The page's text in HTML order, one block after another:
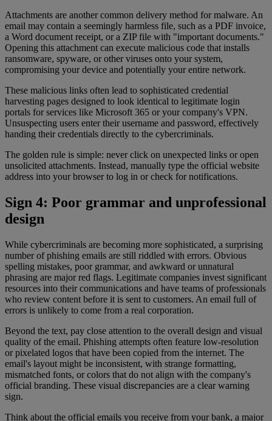
Attachments are another common delivery method for malware. An
email may contain a seemingly harmless file, such as a PDF invoice,
a Word document receipt, or a ZIP file with "important documents."
Opening this attachment can execute malicious code that installs
ransomware, spyware, or other viruses onto your system,
compromising your device and potentially your entire network.
These malicious links often lead to sophisticated credential
harvesting pages designed to look identical to legitimate login
portals for services like Microsoft 365 or your company's VPN.
Unsuspecting users enter their username and password, effectively
handing their credentials directly to the cybercriminals.
The golden rule is simple: never click on unexpected links or open
unsolicited attachments. Instead, manually type the official website
address into your browser to log in or check for notifications.
Sign 4: Poor grammar and unprofessional
design
While cybercriminals are becoming more sophisticated, a surprising
number of phishing emails are still riddled with errors. Obvious
spelling mistakes, poor grammar, and awkward or unnatural
phrasing are major red flags. Legitimate companies invest significant
resources into their communications and have teams of professionals
who review content before it is sent to customers. An email full of
errors is unlikely to come from a real corporation.
Beyond the text, pay close attention to the overall design and visual
quality of the email. Phishing attempts often feature low-resolution
or pixelated logos that have been copied from the internet. The
email's layout might be inconsistent, with strange formatting,
mismatched fonts, or colors that do not align with the company's
official branding. These visual discrepancies are a clear warning
sign.
Think about the official emails you receive from your bank, a major